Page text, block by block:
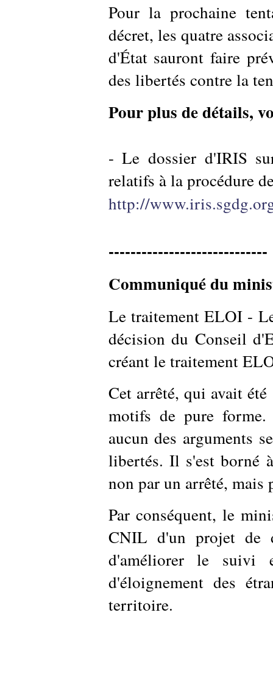
Pour la prochaine
décret, les quatre
d'État sauront faire
des libertés contre la
Pour plus de détails,
- Le dossier d'IRIS
relatifs à la procédure
http://
-----------------------------
Communiqué du
Le traitement ELOI -
décision du Conseil
créant le traitement
Cet arrêté, qui avait
motifs de pure
aucun des arguments
libertés. Il s'est borné
non par un arrêté, mais
Par conséquent, le
CNIL d'un projet de
d'améliorer le suivi
d'éloignement des
territoire.